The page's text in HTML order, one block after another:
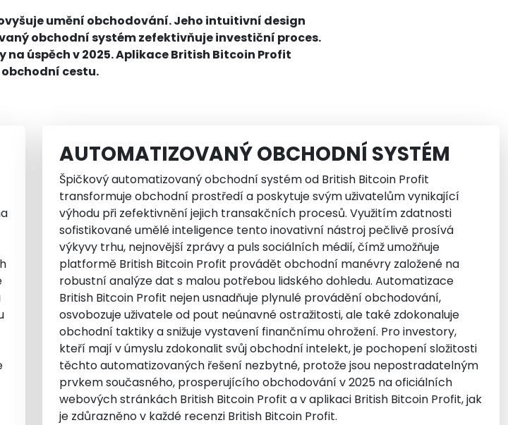
umění obchodování. Jeho intuitivní design
obchodní systém zefektivňuje investiční proces.
úspěch v 2025. Aplikace British Bitcoin Profit
cestu.
AUTOMATIZOVANÝ OBCHODNÍ SYSTÉM
Špičkový automatizovaný obchodní systém od British Bitcoin Profit
transformuje obchodní prostředí a poskytuje svým uživatelům vynikající
výhodu při zefektivnění jejich transakčních procesů. Využitím zdatnosti
sofistikované umělé inteligence tento inovativní nástroj pečlivě prosívá
výkyvy trhu, nejnovější zprávy a puls sociálních médií, čímž umožňuje
platformě British Bitcoin Profit provádět obchodní manévry založené na
robustní analýze dat s malou potřebou lidského dohledu. Automatizace
British Bitcoin Profit nejen usnadňuje plynulé provádění obchodování,
osvobozuje uživatele od pout neúnavné ostražitosti, ale také zdokonaluje
obchodní taktiky a snižuje vystavení finančnímu ohrožení. Pro investory,
kteří mají v úmyslu zdokonalit svůj obchodní intelekt, je pochopení složitosti
těchto automatizovaných řešení nezbytné, protože jsou nepostradatelným
prvkem současného, prosperujícího obchodování v 2025 na oficiálních
webových stránkách British Bitcoin Profit a v aplikaci British Bitcoin Profit, jak
je zdůrazněno v každé recenzi British Bitcoin Profit.